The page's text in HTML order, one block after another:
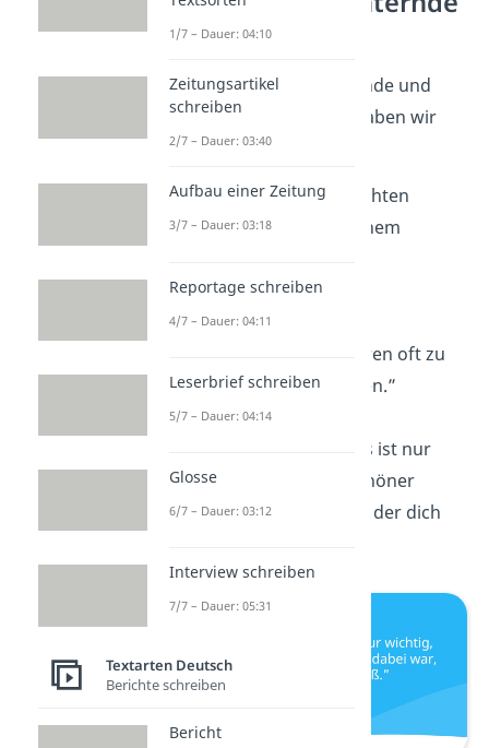
Sprüche
Noch mehr aufmunternde und
aufbauende Sprüche
haben wir
hier für dich:
„Die besten Geschichten
beginnen oft mit einem
Unbekannte.”
„Steinige Wege führen oft zu
denschönsten Orten.”
„Am Ende des Tages ist nur
wichtig, dass ein schöner
Moment
dabei war, der dich
1/7 – Dauer: 04:10
Zeitungsartikel
schreiben
2/7 – Dauer: 03:40
Aufbau einer Zeitung
3/7 – Dauer: 03:18
Reportage schreiben
4/7 – Dauer: 04:11
Leserbrief schreiben
5/7 – Dauer: 04:14
Glosse
6/7 – Dauer: 03:12
Interview schreiben
7/7 – Dauer: 05:31
Textarten Deutsch
Berichte schreiben
Bericht